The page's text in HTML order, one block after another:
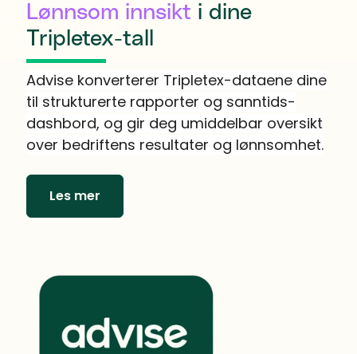
Lønnsom innsikt i dine
Tripletex-tall
Advise konverterer Tripletex-dataene dine
til strukturerte rapporter og sanntids-
dashbord, og gir deg umiddelbar oversikt
over bedriftens resultater og lønnsomhet.
Les mer